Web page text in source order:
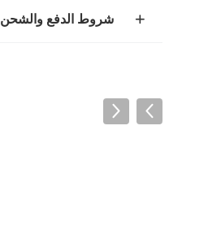
شروط الدفع والشحن